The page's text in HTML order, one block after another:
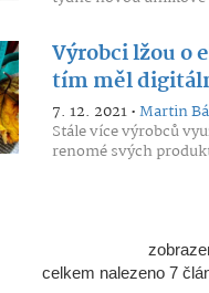
Výrobci lžou o
tím měl
7. 12. 2021 •Martin
Stále více výrobců
renomé svých
celkem nalezeno 7